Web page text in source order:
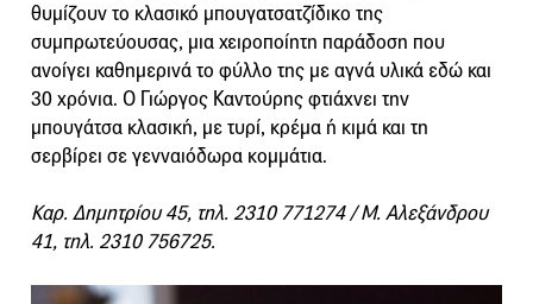
θυμίζουν το κλασικό μπουγατσατζίδικο της
συμπρωτεύουσας, μια χειροποίητη παράδοση που
ανοίγει καθημερινά το φύλλο της με αγνά υλικά εδώ και
30 χρόνια. Ο Γιώργος Καντούρης φτιάχνει την
μπουγάτσα κλασική, με τυρί, κρέμα ή κιμά και τη
σερβίρει σε γενναιόδωρα κομμάτια.
Καρ. Δημητρίου 45, τηλ. 2310 771274 / Μ. Αλεξάνδρου
41, τηλ. 2310 756725.